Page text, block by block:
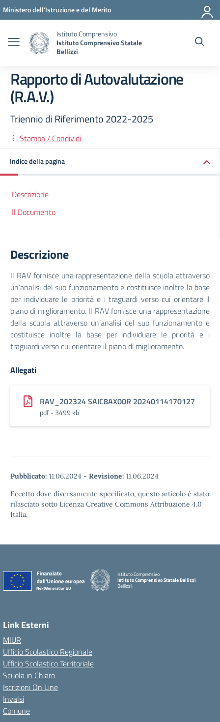
Vai ai contenuti
Vai al menu di navigazione
Vai al footer
Ministero dell'Istruzione e del Merito
Istituto Comprensivo
Istituto Comprensivo Statale
Bellizzi
Rapporto di Autovalutazione
(R.A.V.)
Triennio di Riferimento 2022-2025
Stampa / Condividi
Indice della pagina
Descrizione
Il Documento
Descrizione
Il RAV fornisce una rappresentazione della scuola attraverso
un’analisi del suo funzionamento e costituisce inoltre la base
per individuare le priorità e i traguardi verso cui orientare il
piano di miglioramento. Il RAV fornisce una rappresentazione
della scuola attraverso un’analisi del suo funzionamento e
costituisce inoltre la base per individuare le priorità e i
traguardi verso cui orientare il piano di miglioramento.
Allegati
RAV_202324 SAIC8AX00R 20240114170127
pdf - 3499 kb
Pubblicato: 11.06.2024 - Revisione: 11.06.2024
Eccetto dove diversamente specificato, questo articolo è stato
rilasciato sotto Licenza Creative Commons Attribuzione 4.0
Italia.
Istituto Comprensivo
Istituto Comprensivo Statale Bellizzi
Bellizzi
Link Esterni
MIUR
Ufficio Scolastico Regionale
Ufficio Scolastico Territoriale
Scuola in Chiaro
Iscrizioni On Line
Invalsi
Comune